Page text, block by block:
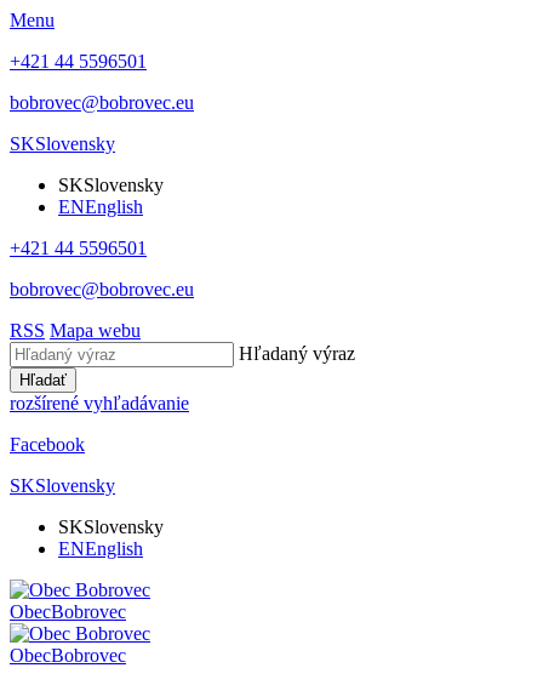
Menu
+421 44 5596501
bobrovec@bobrovec.eu
SKSlovensky
SKSlovensky
ENEnglish
+421 44 5596501
bobrovec@bobrovec.eu
RSS Mapa webu
Hľadaný výraz
Hľadať
rozšírené vyhľadávanie
Facebook
SKSlovensky
SKSlovensky
ENEnglish
ObecBobrovec
ObecBobrovec